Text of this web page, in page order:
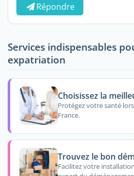
Répondre
Services indispensables
expatriation
Choisissez la
Protégez votre santé
France.
Trouvez le bon
Facilitez votre